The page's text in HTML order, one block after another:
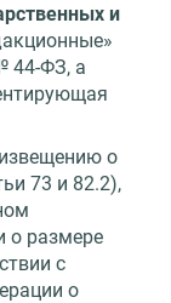
и
44-ФЗ, а
о
73 и 82.2),
о размере
с
о